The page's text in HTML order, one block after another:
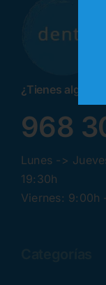
¿Tienes alguna
968
Lunes ->
19:30h
Viernes: 9:00h